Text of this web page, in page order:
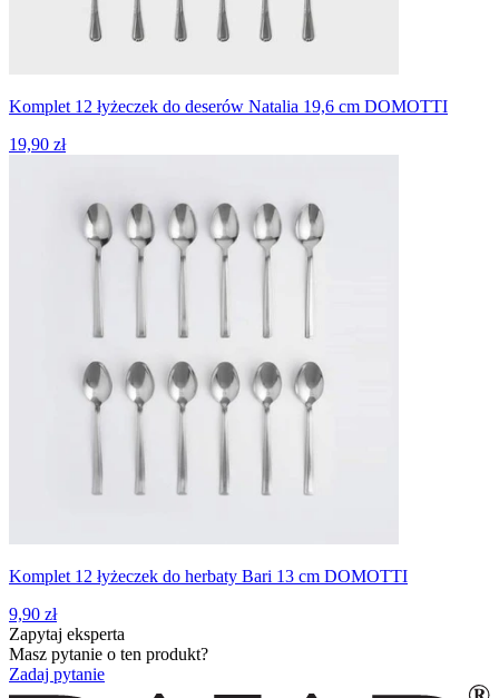
Komplet 12 łyżeczek do deserów Natalia 19,6 cm DOMOTTI
19,90 zł
Komplet 12 łyżeczek do herbaty Bari 13 cm DOMOTTI
9,90 zł
Zapytaj eksperta
Masz pytanie o ten produkt?
Zadaj pytanie